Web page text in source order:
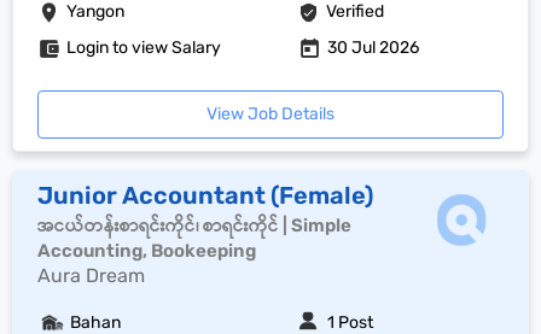
Yangon Verified
Login to view Salary 30 Jul 2026
View Job Details
Junior Accountant (Female)
အငယ်တန်းစာရင်းကိုင်၊ စာရင်းကိုင် | Simple
Accounting, Bookeeping
Aura Dream
Bahan 1 Post